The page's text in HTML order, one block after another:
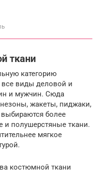
ткани
категорию
виды деловой и
и мужчин. Сюда
жакеты, пиджаки,
более
и полушерстяные ткани.
мягкое
костюмной ткани